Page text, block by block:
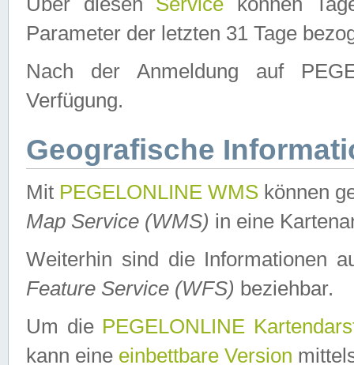
Parameter der letzten 31 Tage
Nach der Anmeldung auf
Verfügung.
Geografische
Mit PEGELONLINE WMS können
Map Service (WMS) in eine
Weiterhin sind die Informationen
Feature Service (WFS) beziehbar.
Um die PEGELONLINE
kann eine einbettbare Version